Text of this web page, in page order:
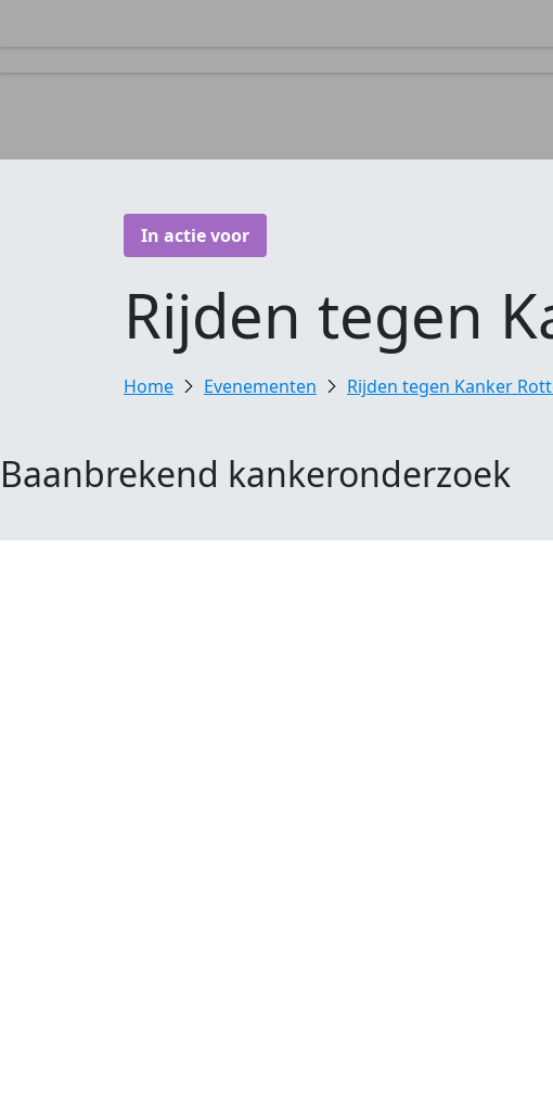
In actie voor
Rijden tegen
Evenementen Rijden tegen Kanker
Baanbrekend kankeronderzoek